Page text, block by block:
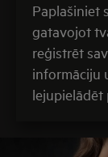
Paplašiniet
gatavojot
reģistrēt
informāciju
lejupielādēt